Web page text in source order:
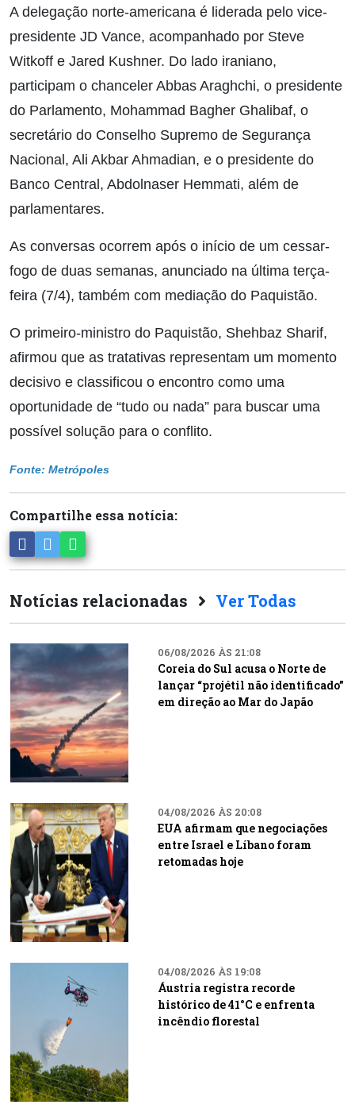
A delegação norte-americana é liderada pelo vice-
presidente JD Vance, acompanhado por Steve
Witkoff e Jared Kushner. Do lado iraniano,
participam o chanceler Abbas Araghchi, o presidente
do Parlamento, Mohammad Bagher Ghalibaf, o
secretário do Conselho Supremo de Segurança
Nacional, Ali Akbar Ahmadian, e o presidente do
Banco Central, Abdolnaser Hemmati, além de
parlamentares.
As conversas ocorrem após o início de um cessar-
fogo de duas semanas, anunciado na última terça-
feira (7/4), também com mediação do Paquistão.
O primeiro-ministro do Paquistão, Shehbaz Sharif,
afirmou que as tratativas representam um momento
decisivo e classificou o encontro como uma
oportunidade de “tudo ou nada” para buscar uma
possível solução para o conflito.
Fonte: Metrópoles
Compartilhe essa notícia:
Notícias relacionadas Ver Todas
06/08/2026 ÀS 21:08
Coreia do Sul acusa o Norte de
lançar “projétil não identificado”
em direção ao Mar do Japão
04/08/2026 ÀS 20:08
EUA afirmam que negociações
entre Israel e Líbano foram
retomadas hoje
04/08/2026 ÀS 19:08
Áustria registra recorde
histórico de 41°C e enfrenta
incêndio florestal